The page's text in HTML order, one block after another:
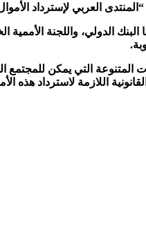
لإسترداد الأموال المنهوبة”،
البنك الدولي، واللجنة
التي يمكن للمجتمع
اللازمة لاسترداد هذه